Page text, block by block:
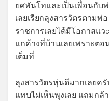
ยศพันโทและเป็นเพื่อนกับ
เลยเรียกลุงสารวัตรตาม
ราชการเลยได้มีโอกาสแ
แกค้างที่บ้านเลยเพราะตอ
เต็มที่
ลุงสารวัตรหุ่นดีมากเลยค
แทบไม่เห็นพุงเลย แถมก